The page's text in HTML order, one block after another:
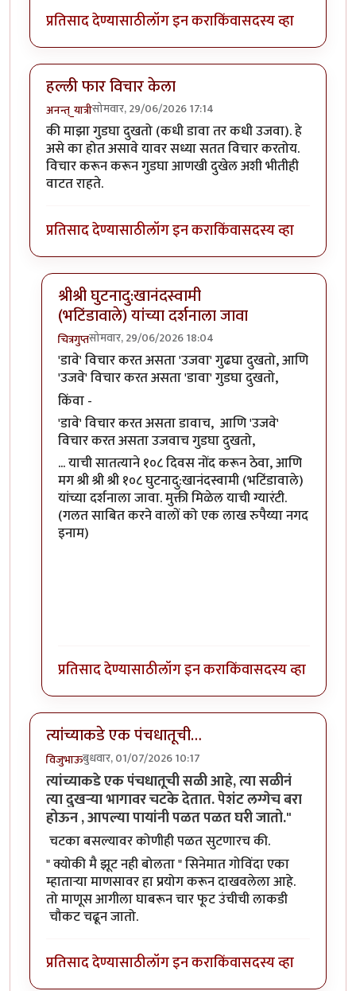
प्रतिसाद देण्यासाठीलॉग इन कराकिंवासदस्य व्हा
हल्ली फार विचार केला
अनन्त्_यात्रीसोमवार, 29/06/2026 17:14
की माझा गुडघा दुखतो (कधी डावा तर कधी उजवा). हे
असे का होत असावे यावर सध्या सतत विचार करतोय.
विचार करून करून गुडघा आणखी दुखेल अशी भीतीही
वाटत राहते.
प्रतिसाद देण्यासाठीलॉग इन कराकिंवासदस्य व्हा
श्रीश्री घुटनादु:खानंदस्वामी
(भटिंडावाले) यांच्या दर्शनाला जावा
चित्रगुप्तसोमवार, 29/06/2026 18:04
In reply toहल्ली फार विचार केलाbyअनन्त्_यात्री
'डावे' विचार करत असता 'उजवा' गुढघा दुखतो, आणि
'उजवे' विचार करत असता 'डावा' गुडघा दुखतो,
किंवा -
'डावे' विचार करत असता डावाच, आणि 'उजवे'
विचार करत असता उजवाच गुडघा दुखतो,
... याची सातत्याने १०८ दिवस नोंद करून ठेवा, आणि
मग श्री श्री श्री १०८ घुटनादु:खानंदस्वामी (भटिंडावाले)
यांच्या दर्शनाला जावा. मुक्ती मिळेल याची ग्यारंटी.
(गलत साबित करने वालों को एक लाख रुपैय्या नगद
इनाम)
प्रतिसाद देण्यासाठीलॉग इन कराकिंवासदस्य व्हा
त्यांच्याकडे एक पंचधातूची…
विजुभाऊबुधवार, 01/07/2026 10:17
त्यांच्याकडे एक पंचधातूची सळी आहे, त्या सळीनं
त्या दुखऱ्या भागावर चटके देतात. पेशंट लग्गेच बरा
होऊन , आपल्या पायांनी पळत पळत घरी जातो."
चटका बसल्यावर कोणीही पळत सुटणारच की.
" क्योकी मै झूट नही बोलता " सिनेमात गोविंदा एका
म्हाताऱ्या माणसावर हा प्रयोग करून दाखवलेला आहे.
तो माणूस आगीला घाबरून चार फूट उंचीची लाकडी
चौकट चढून जातो.
प्रतिसाद देण्यासाठीलॉग इन कराकिंवासदस्य व्हा